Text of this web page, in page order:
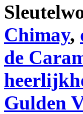
Chimay,
de
Gulden